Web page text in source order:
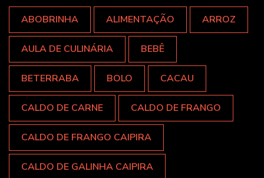
ABOBRINHA ALIMENTAÇÃO ARROZ
AULA DE CULINÁRIA BEBÊ
BETERRABA BOLO CACAU
CALDO DE CARNE CALDO DE FRANGO
CALDO DE FRANGO CAIPIRA
CALDO DE GALINHA CAIPIRA